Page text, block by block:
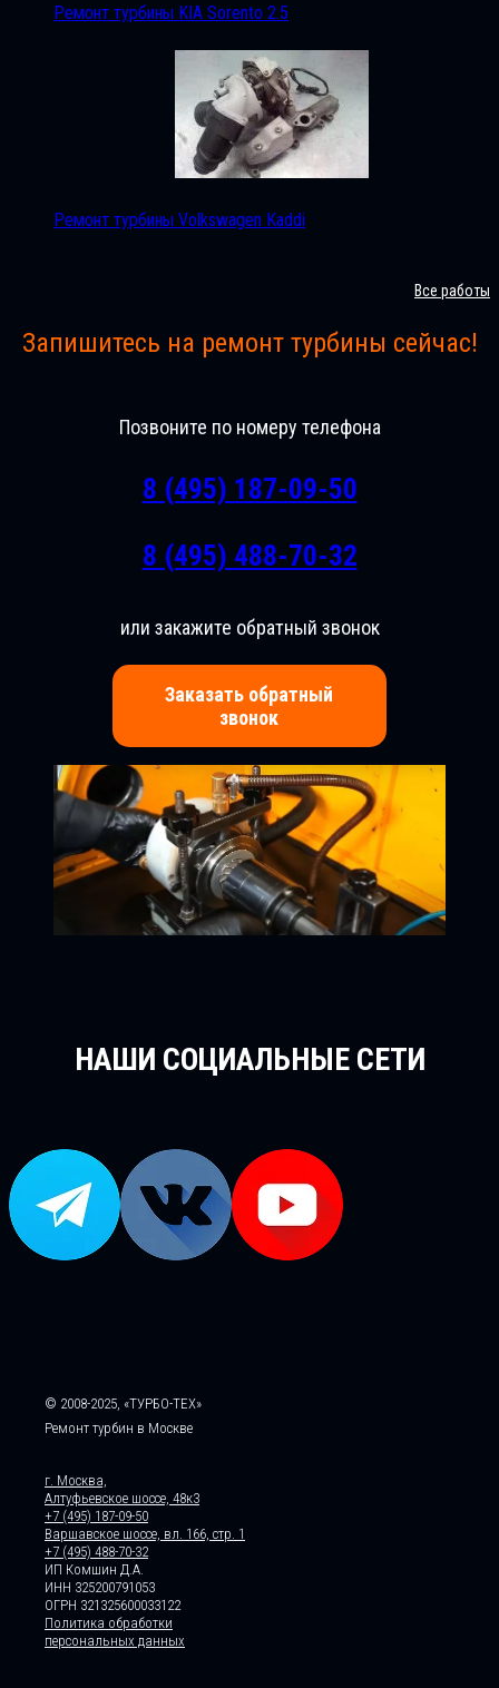
Ремонт турбины KIA Sorento 2.5
Ремонт турбины Volkswagen Kaddi
Все работы
Запишитесь на ремонт турбины сейчас!
Позвоните по номеру телефона
8 (495) 187-09-50
8 (495) 488-70-32
или закажите обратный звонок
Заказать обратный
звонок
НАШИ СОЦИАЛЬНЫЕ СЕТИ
© 2008-2025, «ТУРБО-ТЕХ»
Ремонт турбин в Москве
г. Москва,
Алтуфьевское шоссе, 48к3
+7 (495) 187-09-50
Варшавское шоссе, вл. 166, стр. 1
+7 (495) 488-70-32
ИП Комшин Д.А.
ИНН 325200791053
ОГРН 321325600033122
Политика обработки
персональных данных